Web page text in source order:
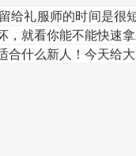
给礼服师的时间是很
就看你能不能快速拿
什么新人！今天给